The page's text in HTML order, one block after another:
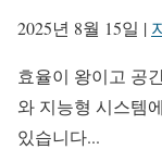
2025년 8월 15일 |
효율이 왕이고 공
와 지능형 시스템
있습니다...